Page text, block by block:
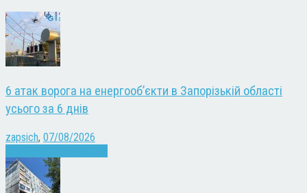
6 атак ворога на енергооб’єкти в Запорізькій області
усього за 6 днів
zapsich, 07/08/2026